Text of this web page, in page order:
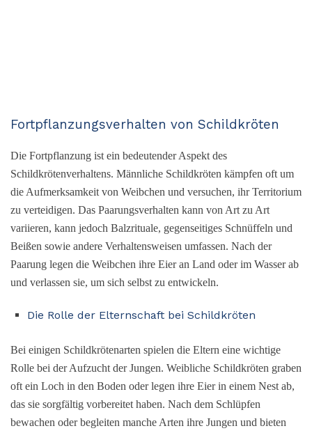
Fortpflanzungsverhalten von Schildkröten
Die Fortpflanzung ist ein bedeutender Aspekt des
Schildkrötenverhaltens. Männliche Schildkröten kämpfen oft um
die Aufmerksamkeit von Weibchen und versuchen, ihr Territorium
zu verteidigen. Das Paarungsverhalten kann von Art zu Art
variieren, kann jedoch Balzrituale, gegenseitiges Schnüffeln und
Beißen sowie andere Verhaltensweisen umfassen. Nach der
Paarung legen die Weibchen ihre Eier an Land oder im Wasser ab
und verlassen sie, um sich selbst zu entwickeln.
Die Rolle der Elternschaft bei Schildkröten
Bei einigen Schildkrötenarten spielen die Eltern eine wichtige
Rolle bei der Aufzucht der Jungen. Weibliche Schildkröten graben
oft ein Loch in den Boden oder legen ihre Eier in einem Nest ab,
das sie sorgfältig vorbereitet haben. Nach dem Schlüpfen
bewachen oder begleiten manche Arten ihre Jungen und bieten